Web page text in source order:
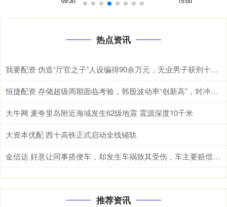
热点资讯
我要配资 伪造“厅官之子”人设骗得90余万元，无业男子获刑十年六个月
恒捷配资 存储超级周期面临考验，韩股波动率“创新高”，对冲成本急升
大牛网 麦夸里岛附近海域发生62级地震 震源深度10千米
大资本优配 西十高铁正式启动全线铺轨
金信达 好意让同事搭便车，却发生车祸致其受伤，车主要赔偿吗？
推荐资讯